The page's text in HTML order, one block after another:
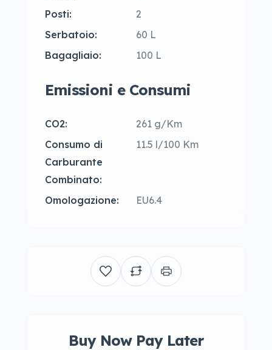
Posti:
2
Serbatoio:
60 L
Bagagliaio:
100 L
Emissioni e Consumi
CO2:
261 g/Km
Consumo di
Carburante
Combinato:
11.5 l/100 Km
Omologazione: EU6.4
Buy Now Pay Later